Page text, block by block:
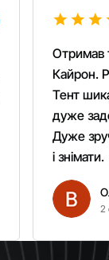
Отримав
Кайрон.
Тент
дуже
Дуже
і знімати.
2